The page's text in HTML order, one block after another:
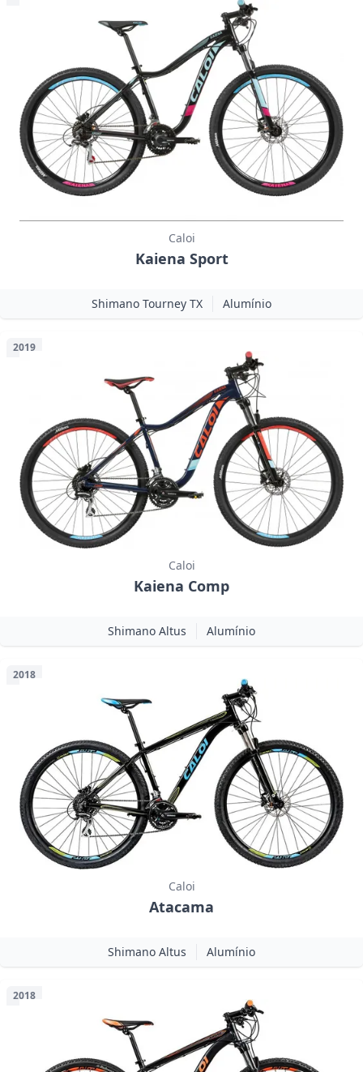
Caloi
Kaiena Sport
Shimano Tourney TX Alumínio
2019
Caloi
Kaiena Comp
Shimano Altus Alumínio
2018
Caloi
Atacama
Shimano Altus Alumínio
2018